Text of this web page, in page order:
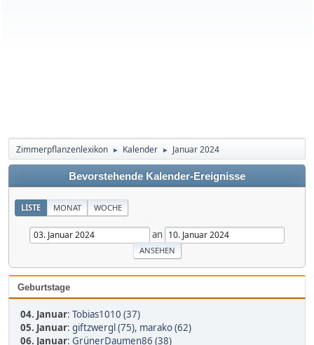
Zimmerpflanzenlexikon ► Kalender ► Januar 2024
Bevorstehende Kalender-Ereignisse
LISTE MONAT WOCHE
an
Geburtstage
04. Januar: Tobias1010 (37)
05. Januar: giftzwergl (75), marako (62)
06. Januar: GrünerDaumen86 (38)